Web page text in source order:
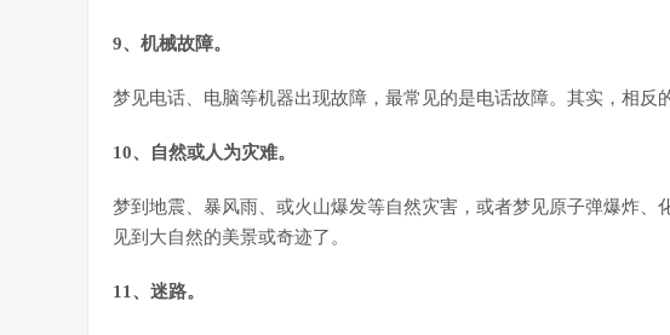
9、机械故障。
梦见电话、电脑等机器出现故障，最常见的是电话故障。其实，相反
10、自然或人为灾难。
梦到地震、暴风雨、或火山爆发等自然灾害，或者梦见原子弹爆炸
见到大自然的美景或奇迹了。
11、迷路。